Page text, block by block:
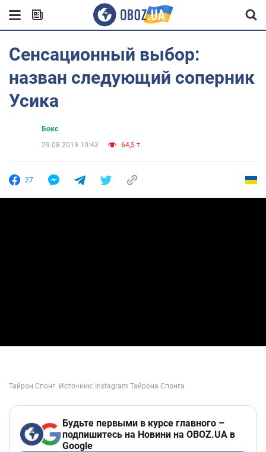
Сенсационный выбор:
назван следующий соперник
Усика
Бокс
29.08.2019 10:43
64,5 т.
27
Будьте первыми в курсе главного –
подпишитесь на Новини на OBOZ.UA в
Google